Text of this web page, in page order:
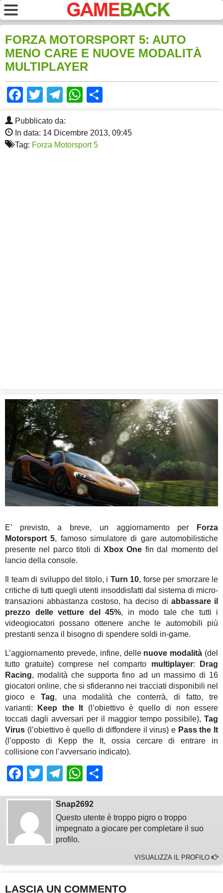
FORZA MOTORSPORT 5: AUTO
MENO CARE E NUOVE MODALITÀ
MULTIPLAYER
Facebook
TwitterTelegram
WhatsApp
Pubblicato da:
In data: 14 Dicembre 2013, 09:45
Tag: Forza Motorsport 5
E’ previsto, a breve, un aggiornamento per
Forza
Motorsport 5, famoso simulatore di gare automobilistiche
presente nel parco titoli di Xbox One fin dal momento del
lancio della console.
Il team di sviluppo del titolo, i Turn 10, forse per smorzare le
critiche di tutti quegli utenti insoddisfatti dal sistema di micro-
transazioni abbastanza costoso, ha deciso di abbassare il
prezzo delle vetture del 45%, in modo tale che tutti i
videogiocatori possano ottenere anche le automobili più
prestanti senza il bisogno di spendere soldi in-game.
L’aggiornamento prevede, infine, delle nuove modalità (del
tutto gratuite) comprese nel comparto multiplayer:
Drag
Racing, modalità che supporta fino ad un massimo di 16
giocatori online, che si sfideranno nei tracciati disponibili nel
gioco e Tag, una modalità che conterrà, di fatto, tre
varianti:
Keep the It (l’obiettivo è quello di non essere
toccati dagli avversari per il maggior tempo possibile), Tag
Virus (l’obiettivo è quello di diffondere il virus) e Pass the It
(l’opposto di Kepp the It, ossia cercare di entrare in
collisione con l’avversario indicato).
Facebook
TwitterTelegram
WhatsApp
Snap2692
Questo utente è troppo pigro o troppo
impegnato a giocare per completare il suo
profilo.
VISUALIZZA IL PROFILO
LASCIA UN COMMENTO